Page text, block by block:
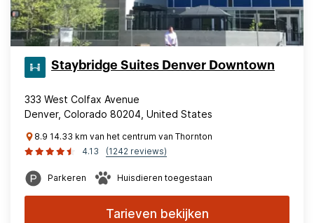
Staybridge Suites Denver Downtown
333 West Colfax Avenue
Denver, Colorado 80204, United States
8.9 14.33 km van het centrum van Thornton
4.13
(1242 reviews)
Parkeren Huisdieren toegestaan
Tarieven bekijken